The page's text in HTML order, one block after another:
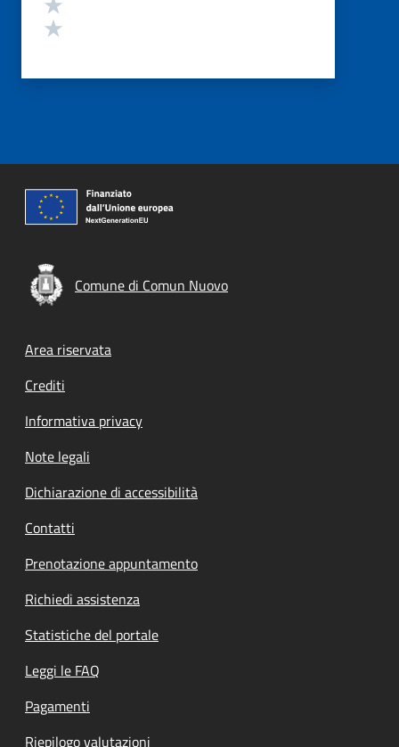
Comune di Comun Nuovo
Footer menu
Area riservata
Crediti
Informativa privacy
Note legali
Dichiarazione di accessibilità
Contatti
Prenotazione appuntamento
Richiedi assistenza
Statistiche del portale
Leggi le FAQ
Pagamenti
Riepilogo valutazioni